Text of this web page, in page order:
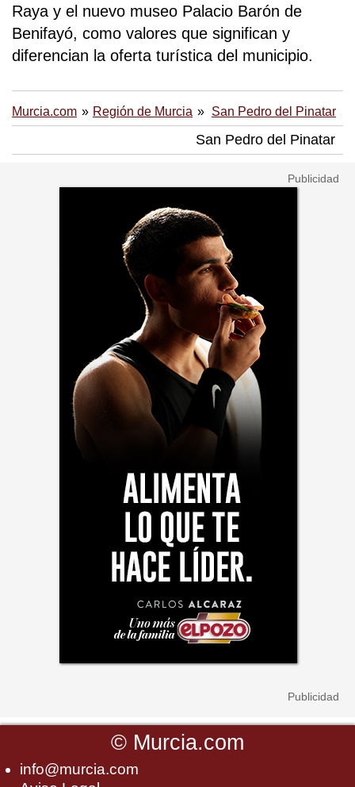
Raya y el nuevo museo Palacio Barón de
Benifayó, como valores que significan y
diferencian la oferta turística del municipio.
Murcia.com Región de Murcia San Pedro del Pinatar
San Pedro del Pinatar
© Murcia.com
info@murcia.com